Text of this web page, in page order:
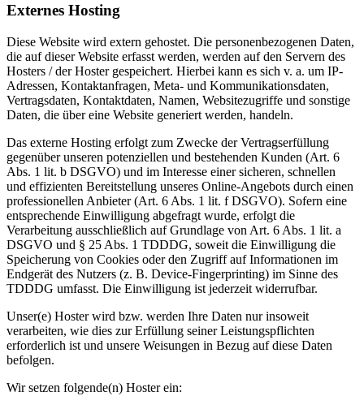
Externes Hosting
Diese Website wird extern gehostet. Die personenbezogenen Daten,
die auf dieser Website erfasst werden, werden auf den Servern des
Hosters / der Hoster gespeichert. Hierbei kann es sich v. a. um IP-
Adressen, Kontaktanfragen, Meta- und Kommunikationsdaten,
Vertragsdaten, Kontaktdaten, Namen, Websitezugriffe und sonstige
Daten, die über eine Website generiert werden, handeln.
Das externe Hosting erfolgt zum Zwecke der Vertragserfüllung
gegenüber unseren potenziellen und bestehenden Kunden (Art. 6
Abs. 1 lit. b DSGVO) und im Interesse einer sicheren, schnellen
und effizienten Bereitstellung unseres Online-Angebots durch einen
professionellen Anbieter (Art. 6 Abs. 1 lit. f DSGVO). Sofern eine
entsprechende Einwilligung abgefragt wurde, erfolgt die
Verarbeitung ausschließlich auf Grundlage von Art. 6 Abs. 1 lit. a
DSGVO und § 25 Abs. 1 TDDDG, soweit die Einwilligung die
Speicherung von Cookies oder den Zugriff auf Informationen im
Endgerät des Nutzers (z. B. Device-Fingerprinting) im Sinne des
TDDDG umfasst. Die Einwilligung ist jederzeit widerrufbar.
Unser(e) Hoster wird bzw. werden Ihre Daten nur insoweit
verarbeiten, wie dies zur Erfüllung seiner Leistungspflichten
erforderlich ist und unsere Weisungen in Bezug auf diese Daten
befolgen.
Wir setzen folgende(n) Hoster ein: